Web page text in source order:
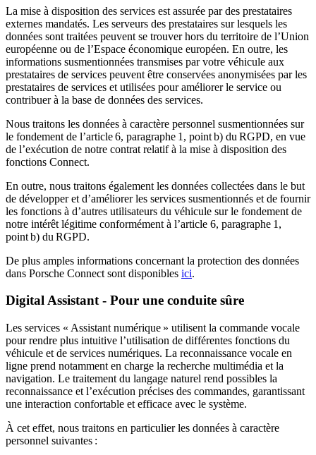
La mise à disposition des services est assurée par des prestataires
externes mandatés. Les serveurs des prestataires sur lesquels les
données sont traitées peuvent se trouver hors du territoire de l’Union
européenne ou de l’Espace économique européen. En outre, les
informations susmentionnées transmises par votre véhicule aux
prestataires de services peuvent être conservées anonymisées par les
prestataires de services et utilisées pour améliorer le service ou
contribuer à la base de données des services.
Nous traitons les données à caractère personnel susmentionnées sur
le fondement de l’article 6, paragraphe 1, point b) du RGPD, en vue
de l’exécution de notre contrat relatif à la mise à disposition des
fonctions Connect.
En outre, nous traitons également les données collectées dans le but
de développer et d’améliorer les services susmentionnés et de fournir
les fonctions à d’autres utilisateurs du véhicule sur le fondement de
notre intérêt légitime conformément à l’article 6, paragraphe 1,
point b) du RGPD.
De plus amples informations concernant la protection des données
dans Porsche Connect sont disponibles ici.
Digital Assistant - Pour une conduite sûre
Les services « Assistant numérique » utilisent la commande vocale
pour rendre plus intuitive l’utilisation de différentes fonctions du
véhicule et de services numériques. La reconnaissance vocale en
ligne prend notamment en charge la recherche multimédia et la
navigation. Le traitement du langage naturel rend possibles la
reconnaissance et l’exécution précises des commandes, garantissant
une interaction confortable et efficace avec le système.
À cet effet, nous traitons en particulier les données à caractère
personnel suivantes :